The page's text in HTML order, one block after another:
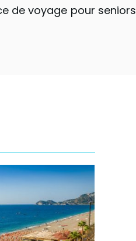
de voyage pour seniors